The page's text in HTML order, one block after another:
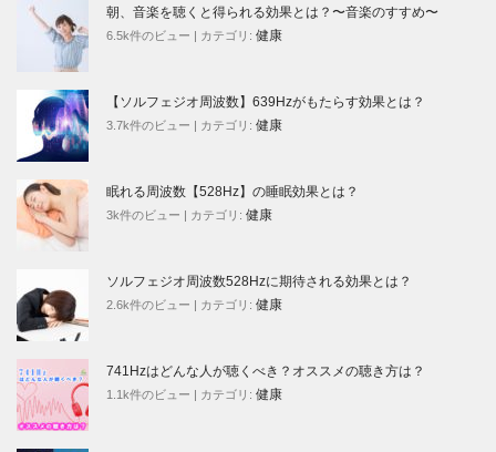
朝、音楽を聴くと得られる効果とは？〜音楽のすすめ〜
6.5k件のビュー カテゴリ: 健康
【ソルフェジオ周波数】639Hzがもたらす効果とは？
3.7k件のビュー カテゴリ: 健康
眠れる周波数【528Hz】の睡眠効果とは？
3k件のビュー カテゴリ: 健康
ソルフェジオ周波数528Hzに期待される効果とは？
2.6k件のビュー カテゴリ: 健康
741Hzはどんな人が聴くべき？オススメの聴き方は？
1.1k件のビュー カテゴリ: 健康